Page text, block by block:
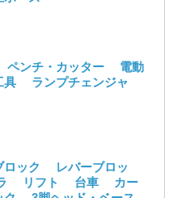
ペンチ・カッター
電動
具
ランプチェンジャ
ロック
レバーブロッ
リフト 台車
カー